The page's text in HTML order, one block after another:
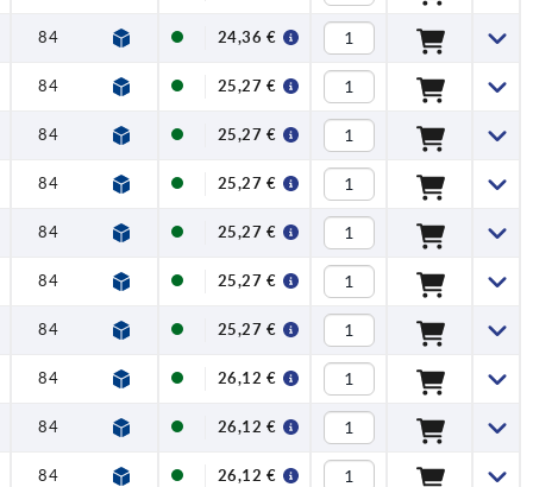
84 108 138,5 26
24,36 €
84 108 138,5 26
25,27 €
84 108 138,5 26
25,27 €
84 108 138,5 26
25,27 €
84 108 138,5 26
25,27 €
84 108 138,5 26
25,27 €
84 108 138,5 26
25,27 €
84 108 138,5 26
26,12 €
84 108 138,5 26
26,12 €
84 108 138,5 26
26,12 €